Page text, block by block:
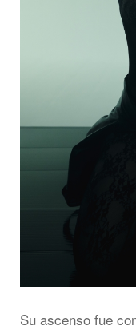
Su ascenso fue